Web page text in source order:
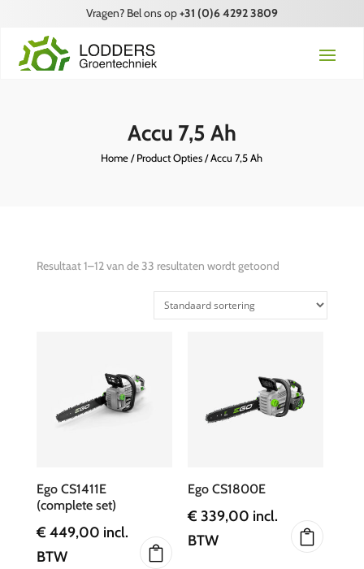
Vragen? Bel ons op+31 (0)6 4292 3809
Accu 7,5 Ah
Home/ Product Opties / Accu 7,5 Ah
Resultaat 1–12 van de 33 resultaten wordt getoond
Ego CS1411E
(complete set)
€ 449,00 incl.
BTW
Ego CS1800E
€ 339,00 incl.
BTW